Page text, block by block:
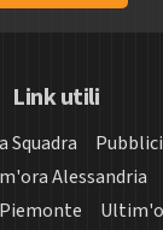
Link utili
Squadra
Alessandria